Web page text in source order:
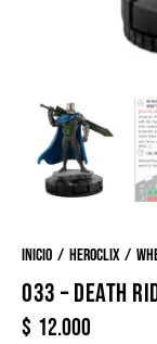
Inicio Heroclix
033 – DEATH
$ 12.000